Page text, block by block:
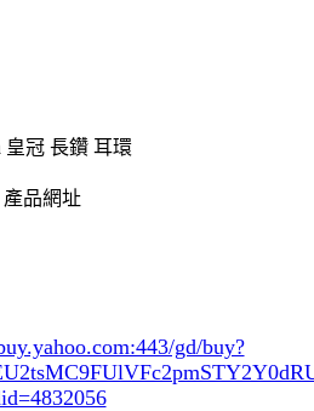
皇冠 長鑽 耳環
產品網址
gd/buy?